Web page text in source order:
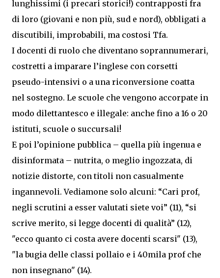
lunghissimi (i precari storici!) contrapposti fra
di loro (giovani e non più, sud e nord), obbligati a
discutibili, improbabili, ma costosi Tfa.
I docenti di ruolo che diventano soprannumerari,
costretti a imparare l’inglese con corsetti
pseudo-intensivi o a una riconversione coatta
nel sostegno. Le scuole che vengono accorpate in
modo dilettantesco e illegale: anche fino a 16 o 20
istituti, scuole o succursali!
E poi l’opinione pubblica – quella più ingenua e
disinformata – nutrita, o meglio ingozzata, di
notizie distorte, con titoli non casualmente
ingannevoli. Vediamone solo alcuni: “Cari prof,
negli scrutini a esser valutati siete voi” (11), “si
scrive merito, si legge docenti di qualità” (12),
"ecco quanto ci costa avere docenti scarsi" (13),
"la bugia delle classi pollaio e i 40mila prof che
non insegnano" (14).